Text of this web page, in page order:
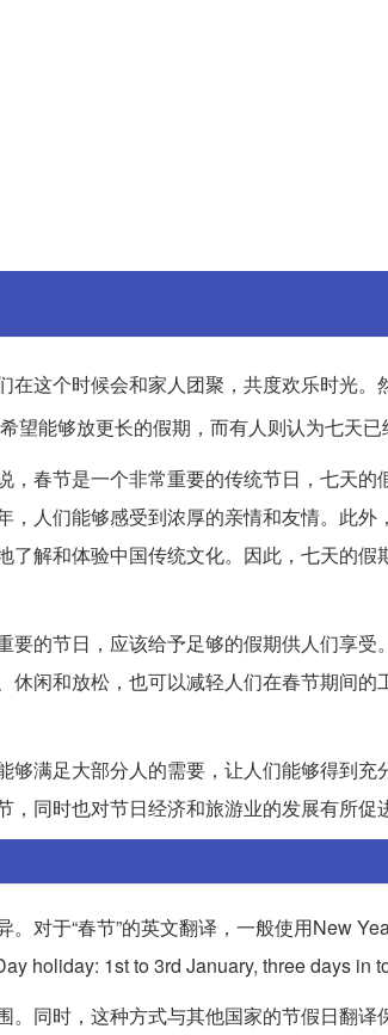
这个时候会和家人团聚，共度欢乐时光。
望能够放更长的假期，而有人则认为七天已
春节是一个非常重要的传统节日，七天的
人们能够感受到浓厚的亲情和友情。此外
解和体验中国传统文化。因此，七天的假
的节日，应该给予足够的假期供人们享受
闲和放松，也可以减轻人们在春节期间的
满足大部分人的需要，让人们能够得到充
同时也对节日经济和旅游业的发展有所促
对于“春节”的英文翻译，一般使用New
holiday: 1st to 3rd January, three days in
同时，这种方式与其他国家的节假日翻译